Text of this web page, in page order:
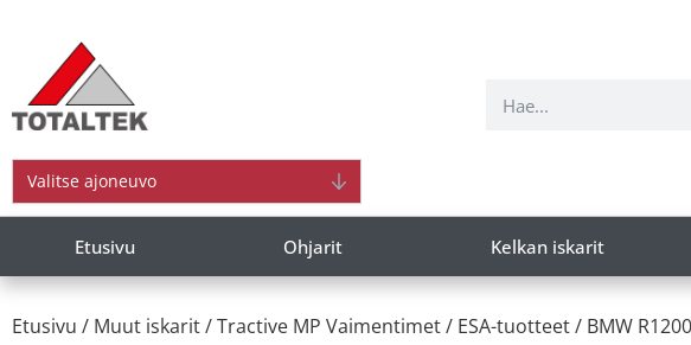
Valitse ajoneuvo
Etusivu Ohjarit Kelkan iskarit
Etusivu / Muut iskarit/Tractive MP Vaimentimet/ ESA-tuotteet/ BMW